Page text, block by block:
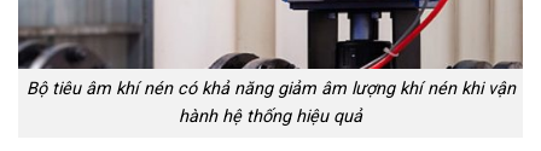
Bộ tiêu âm khí nén có khả năng giảm âm lượng khí nén khi vận
hành hệ thống hiệu quả